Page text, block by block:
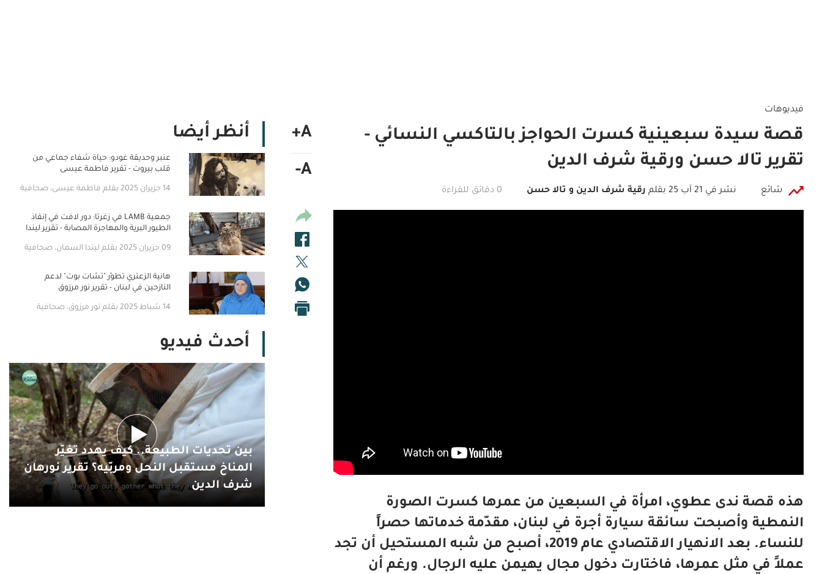
فيديوهات
قصة سيدة سبعينية كسرت الحواجز بالتاكسي النسائي -
تقرير تالا حسن ورقية شرف الدين
شائع نشر في 21 آب 25 بقلم رقية شرف الدين و تالا حسن 0 دقائق للقراءة
هذه قصة ندى عطوي، امرأة في السبعين من عمرها كسرت الصورة
النمطية وأصبحت سائقة سيارة أجرة في لبنان، مقدّمة خدماتها حصراً
للنساء. بعد الانهيار الاقتصادي عام 2019، أصبح من شبه المستحيل أن تجد
عملاً في مثل عمرها، فاختارت دخول مجال يهيمن عليه الرجال. ورغم أن
A+
A-
أنظر أيضا
عنبر وحديقة غودو: حياة شفاء جماعي من
قلب بيروت - تقرير فاطمة عيسى
14 حزيران 2025 بقلم فاطمة عيسى، صحافية
جمعية LAMB في زغرتا: دور لافت في إنقاذ
الطيور البرية والمهاجرة المصابة - تقرير ليندا
09 حزيران 2025 بقلم ليندا السمان، صحافية
هانية الزعتري تطوّر "تشات بوت" لدعم
النازحين في لبنان - تقرير نور مرزوق
14 شباط 2025 بقلم نور مرزوق، صحافية
أحدث فيديو
بين تحديات الطبيعة.. كيف يهدد تغيّر
المناخ مستقبل النحل ومربّيه؟ تقرير نورهان
شرف الدين